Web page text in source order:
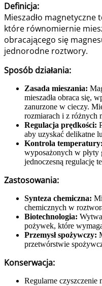
Definicja:
Mieszadło
które równomiernie
obracającego się
jednorodne roztwory.
Sposób działania:
Zasada mieszania:
mieszadła obraca się,
zanurzone w cieczy.
rozmiarach i z różnych
Regulacja prędkości:
aby uzyskać delikatne
Kontrola temperatury:
wyposażonych w
jednoczesną regulację
Zastosowania:
Synteza chemiczna:
chemicznych w
Biotechnologia:
pożywek, które
Przemysł spożywczy:
przetwórstwie
Konserwacja:
Regularne czyszczenie